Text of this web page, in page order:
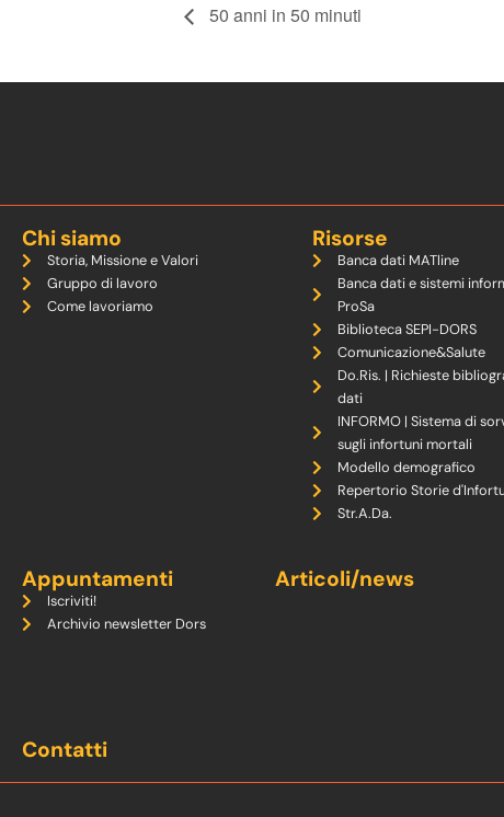
50 anni in 50 minuti
Chi siamo
Storia, Missione e Valori
Gruppo di lavoro
Come lavoriamo
Risorse
Banca dati MATline
Banca dati e sistemi
ProSa
Biblioteca SEPI-DORS
Comunicazione&Salute
Do.Ris. | Richieste
dati
INFORMO | Sistema di
sugli infortuni mortali
Modello demografico
Repertorio Storie
Str.A.Da.
Appuntamenti
Iscriviti!
Archivio newsletter Dors
Articoli/news
Contatti